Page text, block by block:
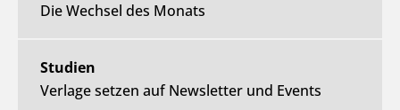
Die Wechsel des Monats
Studien
Verlage setzen auf Newsletter und Events